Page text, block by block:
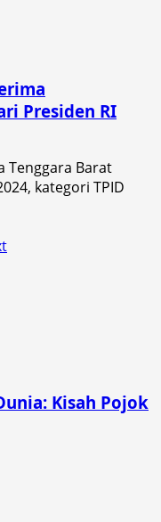
Presiden RI
Tenggara Barat
kategori TPID
Kisah Pojok